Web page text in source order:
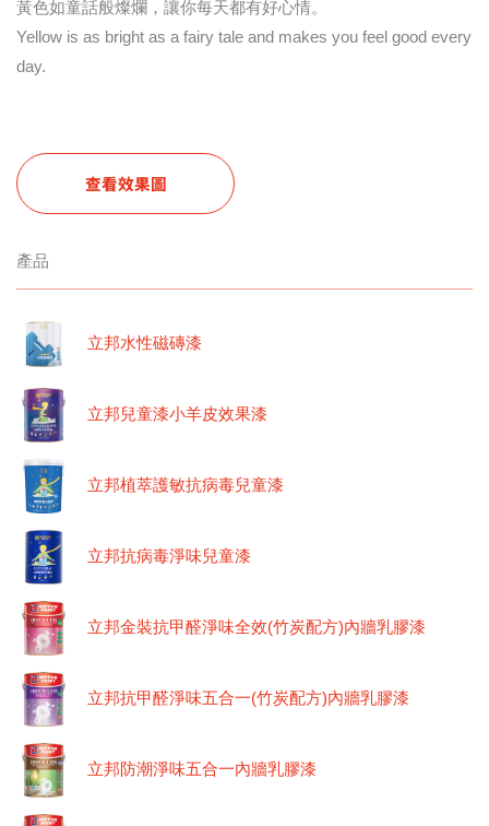
黃色如童話般燦爛，讓你每天都有好心情。
Yellow is as bright as a fairy tale and makes you feel good every
day.
查看效果圖
產品
立邦水性磁磚漆
立邦兒童漆小羊皮效果漆
立邦植萃護敏抗病毒兒童漆
立邦抗病毒淨味兒童漆
立邦金裝抗甲醛淨味全效(竹炭配方)內牆乳膠漆
立邦抗甲醛淨味五合一(竹炭配方)內牆乳膠漆
立邦防潮淨味五合一內牆乳膠漆